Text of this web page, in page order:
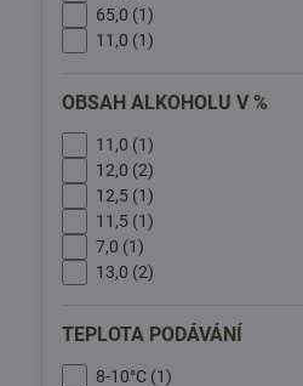
65,0 (1)
11,0 (1)
OBSAH ALKOHOLU V %
11,0 (1)
12,0 (2)
12,5 (1)
11,5 (1)
7,0 (1)
13,0 (2)
TEPLOTA PODÁVÁNÍ
8-10°C (1)